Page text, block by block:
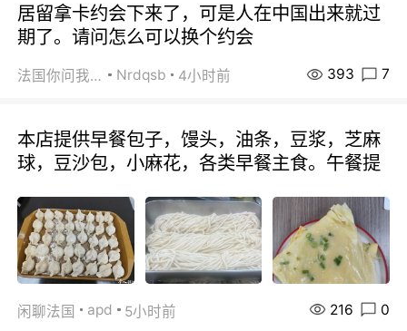
居留拿卡约会下来了，可是人在中国出来就过
期了。请问怎么可以换个约会
法国你问我答 Nrdqsb 4小时前 393 7
本店提供早餐包子，馒头，油条，豆浆，芝麻
球，豆沙包，小麻花，各类早餐主食。午餐提
闲聊法国 apd 5小时前 216 0